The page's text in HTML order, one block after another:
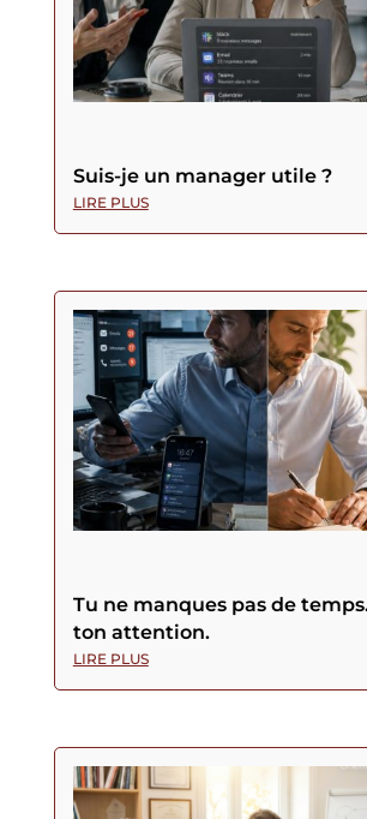
Suis-je un manager utile ?
LIRE PLUS
Tu ne manques pas de
ton attention.
LIRE PLUS